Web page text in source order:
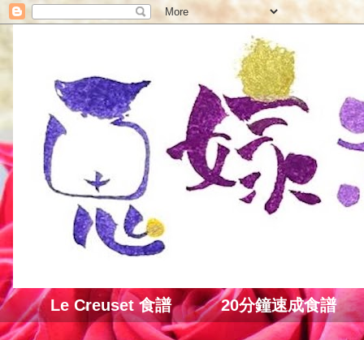
Le Creuset 食譜 20分鐘速成食譜